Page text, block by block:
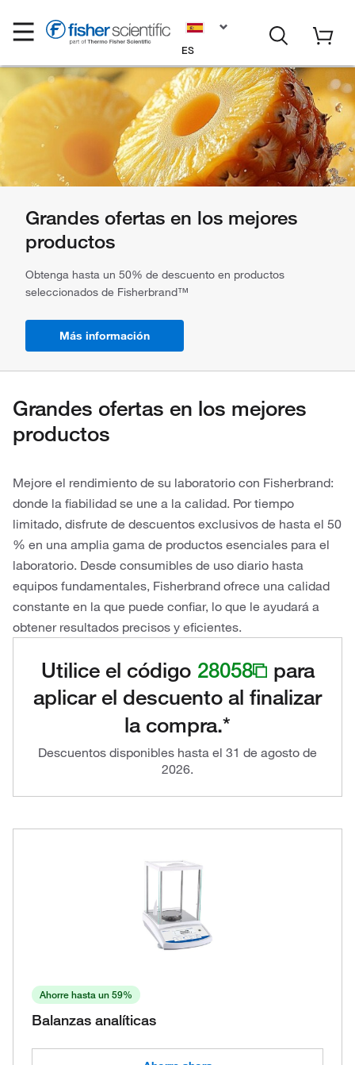
ES
Grandes ofertas en los mejores
productos
Obtenga hasta un 50% de descuento en productos
seleccionados de Fisherbrand™
Más información
Grandes ofertas en los mejores
productos
Mejore el rendimiento de su laboratorio con Fisherbrand:
donde la fiabilidad se une a la calidad. Por tiempo
limitado, disfrute de descuentos exclusivos de hasta el 50
% en una amplia gama de productos esenciales para el
laboratorio. Desde consumibles de uso diario hasta
equipos fundamentales, Fisherbrand ofrece una calidad
constante en la que puede confiar, lo que le ayudará a
obtener resultados precisos y eficientes.
Utilice el código 28058
para
aplicar el descuento al finalizar
la compra.*
Descuentos disponibles hasta el 31 de agosto de
2026.
Ahorre hasta un 59%
Balanzas analíticas